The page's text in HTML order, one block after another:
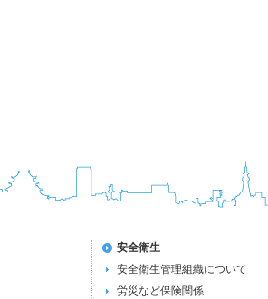
安全衛生
安全衛生管理組織について
労災など保険関係